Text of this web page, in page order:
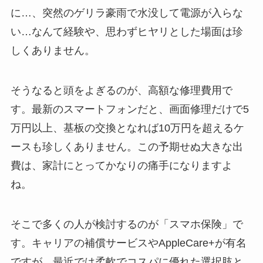
に…、突然のゲリラ豪雨で水没して電源が入らな
い…なんて経験や、思わずヒヤリとした場面は珍
しくありません。
そうなると頭をよぎるのが、高額な修理費用で
す。最新のスマートフォンだと、画面修理だけで5
万円以上、基板の交換となれば10万円を超えるケ
ースも珍しくありません。この予期せぬ大きな出
費は、家計にとってかなりの痛手になりますよ
ね。
そこで多くの人が検討するのが「スマホ保険」で
す。キャリアの補償サービスやAppleCare+が有名